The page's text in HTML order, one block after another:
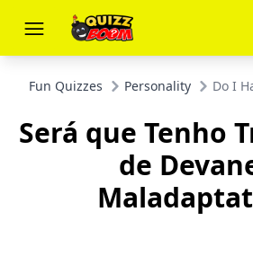
Fun Quizzes Personality Do I
Será que Tenho
de